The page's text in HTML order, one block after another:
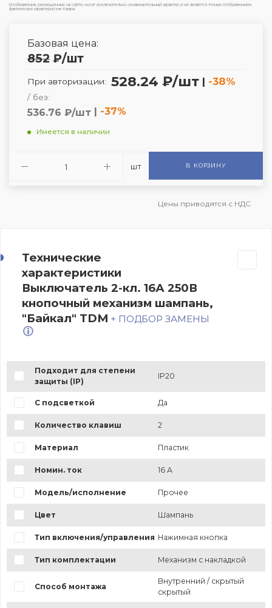
Изображения, размещенные на сайте, носят исключительно ознакомительный характер и не являются точным отображением
фактических характеристик товара.
Базовая цена:
852 ₽/шт
При авторизации: 528.24 ₽/шт | -38%
/ без:
536.76 ₽/шт | -37%
Имеется в наличии
шт В КОРЗИНУ
Цены приводятся с НДС
Технические
характеристики
Выключатель 2-кл. 16А 250В
кнопочный механизм шампань,
"Байкал" TDM + ПОДБОР ЗАМЕНЫ
Подходит для степени
защиты (IP)
IP20
С подсветкой Да
Количество клавиш 2
Материал Пластик
Номин. ток 16 А
Модель/исполнение Прочее
Цвет Шампань
Тип включения/управления Нажимная кнопка
Тип комплектации Механизм с накладкой
Способ монтажа
Внутренний / скрытый
скрытый